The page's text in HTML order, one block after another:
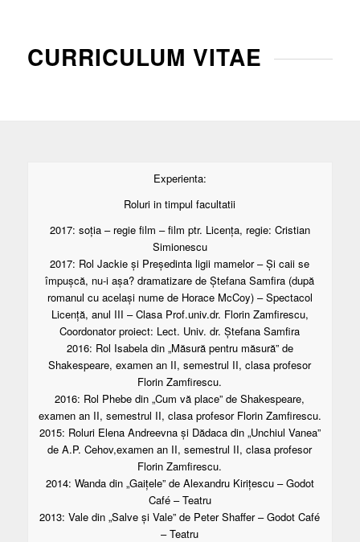
CURRICULUM VITAE
Experienta:
Roluri in timpul facultatii
2017: soția – regie film – film ptr. Licența, regie: Cristian
Simionescu
2017: Rol Jackie și Președinta ligii mamelor – Și caii se
împușcă, nu-i așa? dramatizare de Ștefana Samfira (după
romanul cu același nume de Horace McCoy) – Spectacol
Licență, anul III – Clasa Prof.univ.dr. Florin Zamfirescu,
Coordonator proiect: Lect. Univ. dr. Ștefana Samfira
2016: Rol Isabela din „Măsură pentru măsură” de
Shakespeare, examen an II, semestrul II, clasa profesor
Florin Zamfirescu.
2016: Rol Phebe din „Cum vă place” de Shakespeare,
examen an II, semestrul II, clasa profesor Florin Zamfirescu.
2015: Roluri Elena Andreevna și Dădaca din „Unchiul Vanea”
de A.P. Cehov,examen an II, semestrul II, clasa profesor
Florin Zamfirescu.
2014: Wanda din „Gaițele” de Alexandru Kirițescu – Godot
Café – Teatru
2013: Vale din „Salve și Vale” de Peter Shaffer – Godot Café
– Teatru